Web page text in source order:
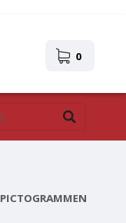
0
PICTOGRAMMEN